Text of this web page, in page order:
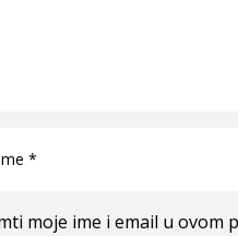
moje ime i email u ovom